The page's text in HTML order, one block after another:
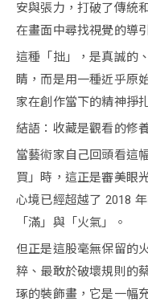
安與張力，打破了傳統
在畫面中尋找視覺的導
這種「拙」，是真誠的
睛，而是用一種近乎原
家在創作當下的精神掙
結語：收藏是觀看的修
當藝術家自己回頭看這
買」時，這正是審美眼
心境已經超越了 2018
「滿」與「火氣」。
但正是這股毫無保留的
粹、最敢於破壞規則的
琢的裝飾畫，它是一幅